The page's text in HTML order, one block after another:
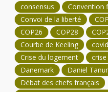
consensus
Convention
Convoi de la liberté
COP26
COP28
Courbe de Keeling
Crise du logement
Danemark
Daniel
Débat des chefs français